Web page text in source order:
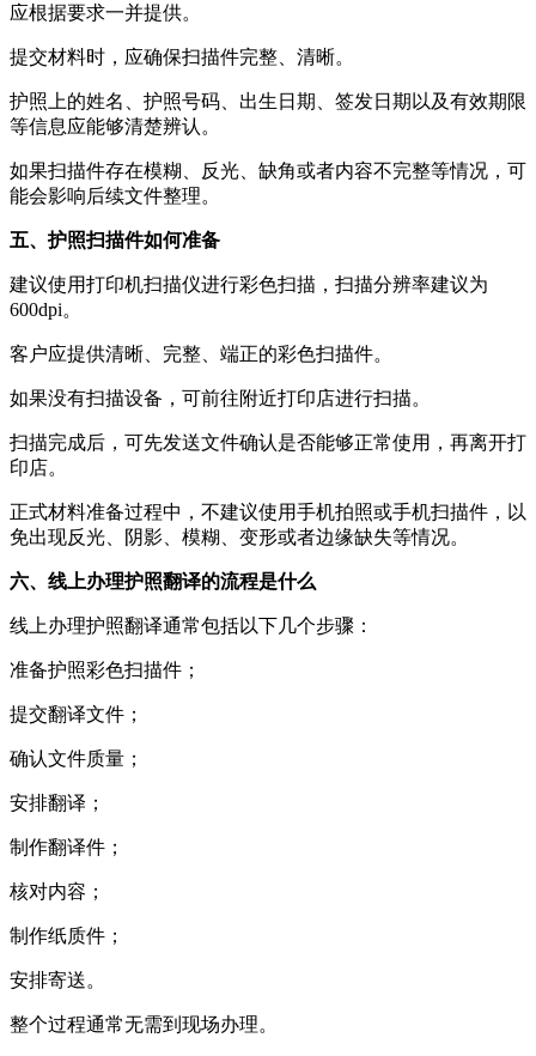
应根据要求一并提供。
提交材料时，应确保扫描件完整、清晰。
护照上的姓名、护照号码、出生日期、签发日期以及有效期限
等信息应能够清楚辨认。
如果扫描件存在模糊、反光、缺角或者内容不完整等情况，可
能会影响后续文件整理。
五、护照扫描件如何准备
建议使用打印机扫描仪进行彩色扫描，扫描分辨率建议为
600dpi。
客户应提供清晰、完整、端正的彩色扫描件。
如果没有扫描设备，可前往附近打印店进行扫描。
扫描完成后，可先发送文件确认是否能够正常使用，再离开打
印店。
正式材料准备过程中，不建议使用手机拍照或手机扫描件，以
免出现反光、阴影、模糊、变形或者边缘缺失等情况。
六、线上办理护照翻译的流程是什么
线上办理护照翻译通常包括以下几个步骤：
准备护照彩色扫描件；
提交翻译文件；
确认文件质量；
安排翻译；
制作翻译件；
核对内容；
制作纸质件；
安排寄送。
整个过程通常无需到现场办理。